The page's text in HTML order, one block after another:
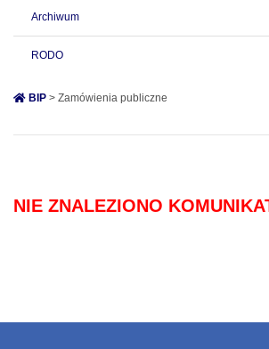
Archiwum
RODO
BIP > Zamówienia publiczne
NIE ZNALEZIONO